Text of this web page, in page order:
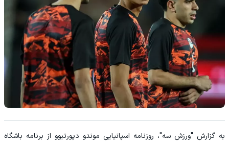
به گزارش "ورزش سه"، روزنامه اسپانیایی موندو دپورتیوو از برنامه باشگاه